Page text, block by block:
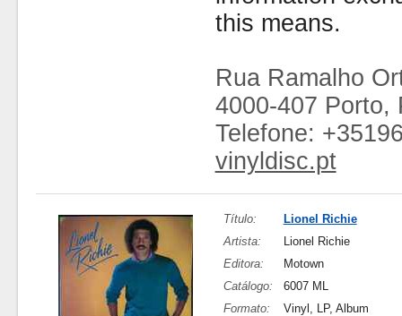
this means.
Rua Ramalho
4000-407 Porto,
Telefone:
vinyldisc.pt
Título:
Lionel Richie
Artista:
Lionel Richie
Editora:
Motown
Catálogo:
6007 ML
Formato:
Vinyl, LP, Album